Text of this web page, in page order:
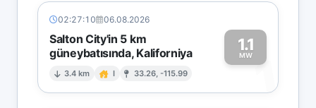
02:27:10 06.08.2026
Salton City'in 5 km
güneybatısında, Kaliforniya
3.4 km I 33.26, -115.99
1.1
MW1